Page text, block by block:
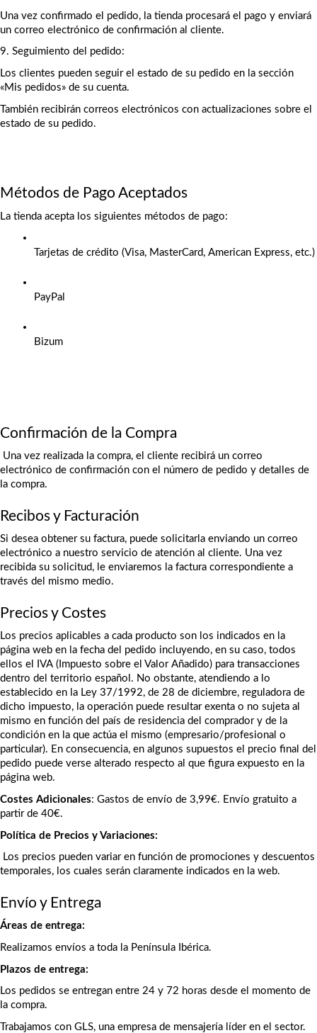
Una vez confirmado el pedido, la tienda procesará el pago y enviará
un correo electrónico de confirmación al cliente.
9. Seguimiento del pedido:
Los clientes pueden seguir el estado de su pedido en la sección
«Mis pedidos» de su cuenta.
También recibirán correos electrónicos con actualizaciones sobre el
estado de su pedido.
Métodos de Pago Aceptados
La tienda acepta los siguientes métodos de pago:
Tarjetas de crédito (Visa, MasterCard, American Express, etc.)
PayPal
Bizum
Confirmación de la Compra
Una vez realizada la compra, el cliente recibirá un correo
electrónico de confirmación con el número de pedido y detalles de
la compra.
Recibos y Facturación
Si desea obtener su factura, puede solicitarla enviando un correo
electrónico a nuestro servicio de atención al cliente. Una vez
recibida su solicitud, le enviaremos la factura correspondiente a
través del mismo medio.
Precios y Costes
Los precios aplicables a cada producto son los indicados en la
página web en la fecha del pedido incluyendo, en su caso, todos
ellos el IVA (Impuesto sobre el Valor Añadido) para transacciones
dentro del territorio español. No obstante, atendiendo a lo
establecido en la Ley 37/1992, de 28 de diciembre, reguladora de
dicho impuesto, la operación puede resultar exenta o no sujeta al
mismo en función del país de residencia del comprador y de la
condición en la que actúa el mismo (empresario/profesional o
particular). En consecuencia, en algunos supuestos el precio final del
pedido puede verse alterado respecto al que figura expuesto en la
página web.
Costes Adicionales: Gastos de envío de 3,99€. Envío gratuito a
partir de 40€.
Política de Precios y Variaciones:
Los precios pueden variar en función de promociones y descuentos
temporales, los cuales serán claramente indicados en la web.
Envío y Entrega
Áreas de entrega:
Realizamos envíos a toda la Península Ibérica.
Plazos de entrega:
Los pedidos se entregan entre 24 y 72 horas desde el momento de
la compra.
Trabajamos con GLS, una empresa de mensajería líder en el sector.